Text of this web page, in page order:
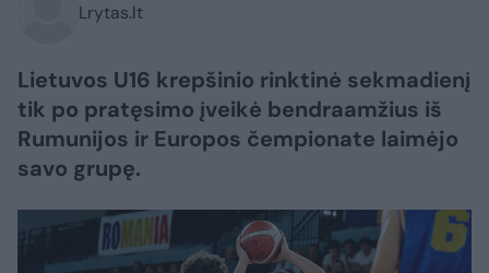
Lrytas.lt
Lietuvos U16 krepšinio rinktinė sekmadienį
tik po pratęsimo įveikė bendraamžius iš
Rumunijos ir Europos čempionate laimėjo
savo grupę.